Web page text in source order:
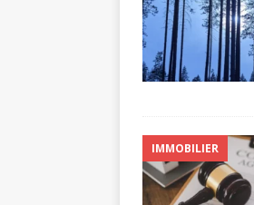
IMMOBILIER